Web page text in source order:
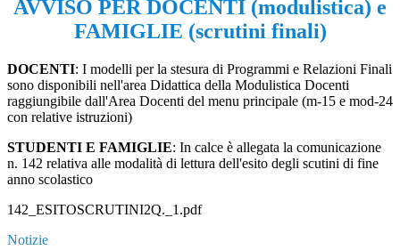
AVVISO PER DOCENTI (modulistica) e
FAMIGLIE (scrutini finali)
DOCENTI: I modelli per la stesura di Programmi e Relazioni Finali
sono disponibili nell'area Didattica della Modulistica Docenti
raggiungibile dall'Area Docenti del menu principale (m-15 e mod-24
con relative istruzioni)
STUDENTI E FAMIGLIE: In calce è allegata la comunicazione
n. 142 relativa alle modalità di lettura dell'esito degli scutini di fine
anno scolastico
142_ESITOSCRUTINI2Q._1.pdf
Notizie